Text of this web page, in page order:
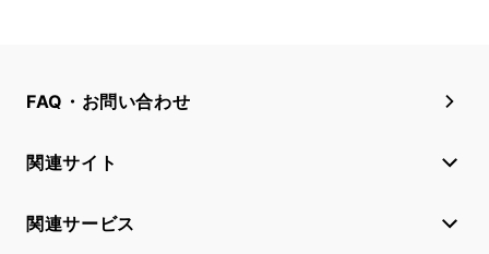
FAQ・お問い合わせ
関連サイト
関連サービス